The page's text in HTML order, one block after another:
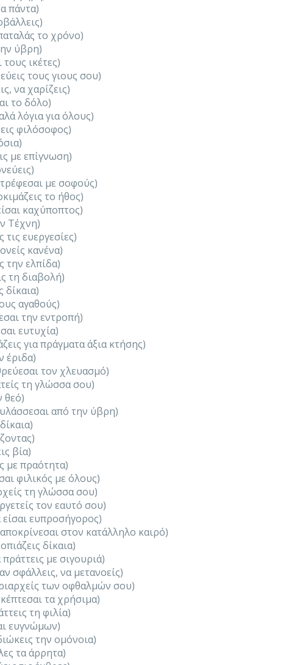
πάντα)
το χρόνο)
ύβρη)
ικέτες)
τους γιους σου)
να χαρίζεις)
το δόλο)
λόγια για όλους)
φιλόσοφος)
με επίγνωση)
με σοφούς)
το ήθος)
καχύποπτος)
Τέχνη)
τις ευεργεσίες)
κανένα)
την ελπίδα)
τη διαβολή)
αγαθούς)
την εντροπή)
ευτυχία)
για πράγματα άξια κτήσης)
έριδα)
τον χλευασμό)
τη γλώσσα σου)
θεό)
από την ύβρη)
βία)
με πραότητα)
φιλικός με όλους)
τη γλώσσα σου)
τον εαυτό σου)
ευπροσήγορος)
στον κατάλληλο καιρό)
δίκαια)
με σιγουριά)
σφάλλεις, να μετανοείς)
των οφθαλμών σου)
τα χρήσιμα)
τη φιλία)
ευγνώμων)
την ομόνοια)
τα άρρητα)